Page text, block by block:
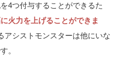
4つ付与することができるた
火力を上げることができま
アシストモンスターは他にいな
。